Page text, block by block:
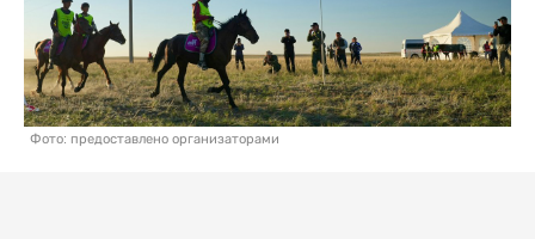
Фото: предоставлено организаторами